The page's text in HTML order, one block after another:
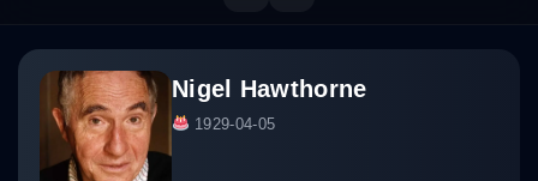
Nigel Hawthorne
1929-04-05